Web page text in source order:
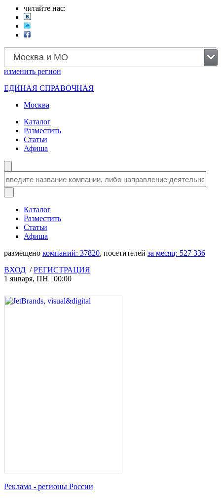
читайте нас:
Москва и МО
изменить регион
ЕДИНАЯ СПРАВОЧНАЯ
Москва
Каталог
Разместить
Статьи
Афиша
Каталог
Разместить
Статьи
Афиша
размещено компаний: 37820, посетителей за месяц: 527 336
ВХОД /РЕГИСТРАЦИЯ
1 января, ПН | 00:00
Реклама - регионы России